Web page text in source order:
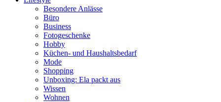
Besondere Anlässe
Büro
Business
Fotogeschenke
Hobby
Küchen- und Haushaltsbedarf
Mode
Shopping
Unboxing: Ela packt aus
Wissen
Wohnen